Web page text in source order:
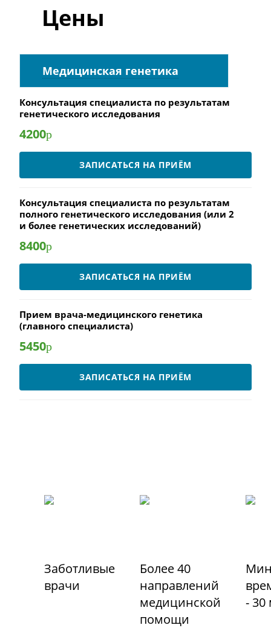
Цены
Медицинская генетика
Консультация специалиста по результатам
генетического исследования
4200р
ЗАПИСАТЬСЯ НА ПРИЁМ
Консультация специалиста по результатам
полного генетического исследования (или 2
и более генетических исследований)
8400р
ЗАПИСАТЬСЯ НА ПРИЁМ
Прием врача-медицинского генетика
(главного специалиста)
5450р
ЗАПИСАТЬСЯ НА ПРИЁМ
Заботливые
врачи
Более 40
направлений
медицинской
помощи
- 30